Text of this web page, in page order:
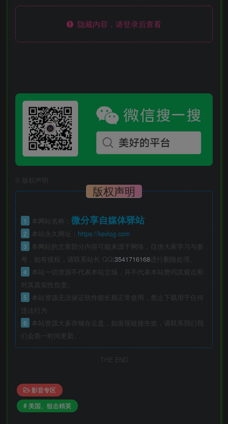
隐藏内容，请登录后查看
版权声明
版权声明
1 本网站名称： 微分享自媒体驿站
2 本站永久网址： https://ksvlog.com
3
本网站的文章部分内容可能来源于网络，仅供大家学习与参
考，如有侵权，请联系站长 QQ:3541716168进行删除处理。
4
本站一切资源不代表本站立场，并不代表本站赞同其观点和
对其真实性负责。
5
本站资源无法保证软件能长期正常使用，禁止下载用于任何
违法行为
6
本站资源大多存储在云盘，如发现链接失效，请联系我们我
们会第一时间更新。
THE END
影音专区
# 美国、狙击精英